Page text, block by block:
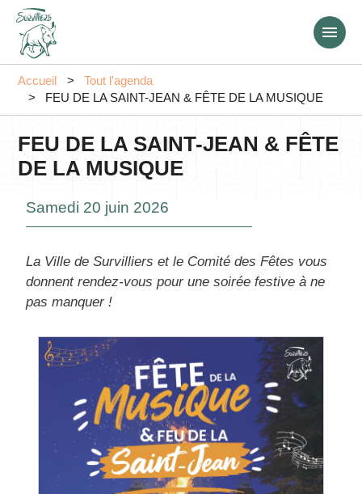
Accueil
Tout l'agenda
FEU DE LA SAINT-JEAN & FÊTE DE LA MUSIQUE
FEU DE LA SAINT-JEAN & FÊTE
DE LA MUSIQUE
Samedi 20 juin 2026
La Ville de Survilliers et le Comité des Fêtes vous
donnent rendez-vous pour une soirée festive à ne
pas manquer !